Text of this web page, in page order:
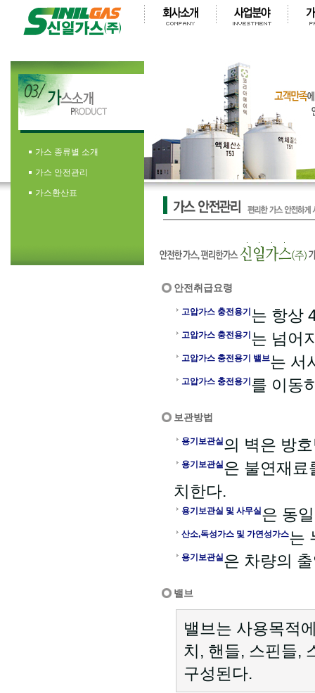
가스 종류별 소개
가스 안전관리
가스환산표
안전취급요령
고압가스 충전용기 는 항상
고압가스 충전용기 는 넘어
고압가스 충전용기 밸브는 서
고압가스 충전용기 를 이동
보관방법
용기보관실의 벽은 방
용기보관실은 불연재료
치한다.
용기보관실 및 사무실은 동
산소,독성가스 및 가연성가스는
용기보관실은 차량의
밸브
밸브는 사용목적
치, 핸들, 스핀들,
구성된다.